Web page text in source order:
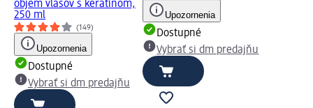
objem vlasov s keratínom,
250 ml
(149)
Upozornenia
Dostupné
Vybrať si dm predajňu
Upozornenia
Dostupné
Vybrať si dm predajňu